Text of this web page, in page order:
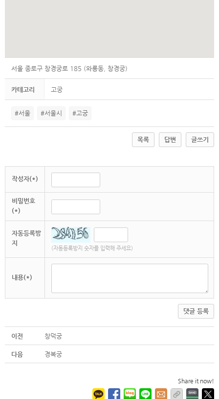
서울 종로구 창경궁로 185 (와룡동, 창경궁)
카테고리 고궁
#서울 #서울시 #고궁
목록 답변 글쓰기
작성자(*)
비밀번호
(*)
자동등록방
지
(자동등록방지 숫자를 입력해 주세요)
내용(*)
댓글 등록
이전 창덕궁
다음 경복궁
Share it now!